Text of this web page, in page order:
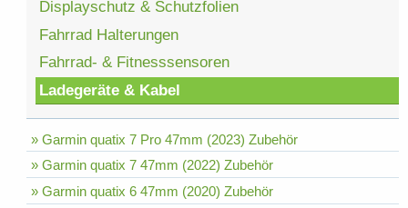
Displayschutz & Schutzfolien
Fahrrad Halterungen
Fahrrad- & Fitnesssensoren
Ladegeräte & Kabel
» Garmin quatix 7 Pro 47mm (2023) Zubehör
» Garmin quatix 7 47mm (2022) Zubehör
» Garmin quatix 6 47mm (2020) Zubehör